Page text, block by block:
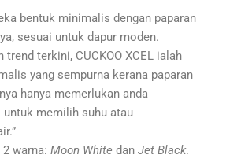
bentuk minimalis dengan paparan
sesuai untuk dapur moden.
trend terkini, CUCKOO XCEL ialah
yang sempurna kerana paparan
hanya memerlukan anda
memilih suhu atau
warna: Moon White dan Jet Black.